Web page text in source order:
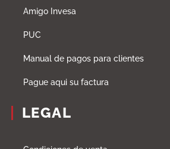
Amigo Invesa
PUC
Manual de pagos para clientes
Pague aqui su factura
LEGAL